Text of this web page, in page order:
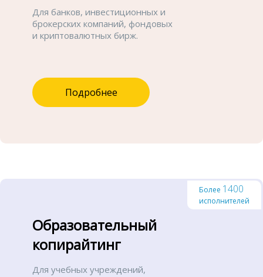
Для банков, инвестиционных и
брокерских компаний, фондовых
и криптовалютных бирж.
Подробнее
Более 1400
исполнителей
Образовательный
копирайтинг
Для учебных учреждений,